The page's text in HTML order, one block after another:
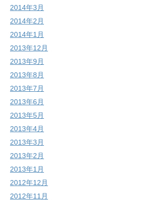
2014年3月
2014年2月
2014年1月
2013年12月
2013年9月
2013年8月
2013年7月
2013年6月
2013年5月
2013年4月
2013年3月
2013年2月
2013年1月
2012年12月
2012年11月